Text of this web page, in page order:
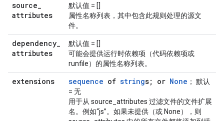
source_
attributes
默认值 = []
属性名称列表，其中包含此规则处理的源文
件。
dependency_
attributes
默认值 = []
可能会提供运行时依赖项（代码依赖项或
runfile）的属性名称列表。
extensions sequence of strings; or None ； 默认
= 无
用于从 source_attributes 过滤文件的文件扩展
名。例如“js”。如果未提供（或 None），则